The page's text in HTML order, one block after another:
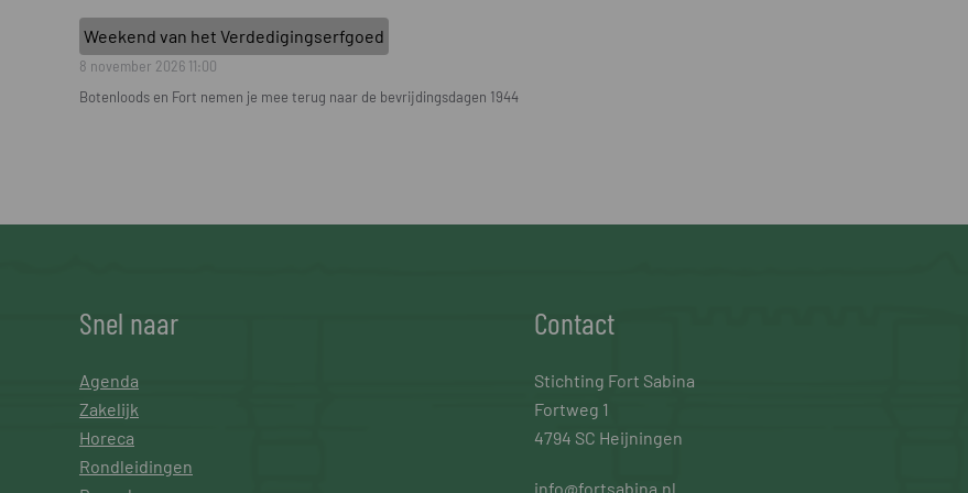
Weekend van het Verdedigingserfgoed
8 november 2026 11:00
Botenloods en Fort nemen je mee terug naar de bevrijdingsdagen 1944
Snel naar
Agenda
Zakelijk
Horeca
Rondleidingen
Contact
Stichting Fort Sabina
Fortweg 1
4794 SC Heijningen
info@fortsabina.nl